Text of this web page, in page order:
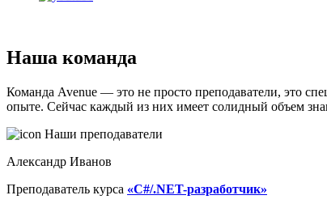
Наша команда
Команда Avenue — это не просто преподаватели, это
опыте. Сейчас каждый из них имеет солидный объем
Наши преподаватели
Александр Иванов
Преподаватель курса «C#/.NET-разработчик»